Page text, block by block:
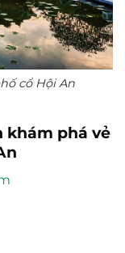
cổ Hội An
khám phá vẻ